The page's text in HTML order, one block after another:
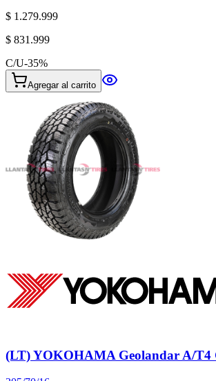
$ 1.279.999
$ 831.999
C/U-35%
Agregar al carrito
(LT) YOKOHAMA Geolandar A/T4